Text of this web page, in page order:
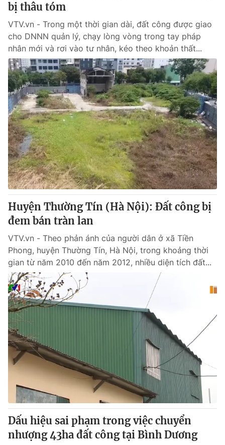
bị thâu tóm
VTV.vn - Trong một thời gian dài, đất công được giao
cho DNNN quản lý, chạy lòng vòng trong tay pháp
nhân mới và rơi vào tư nhân, kéo theo khoản thất...
Huyện Thường Tín (Hà Nội): Đất công bị
đem bán tràn lan
VTV.vn - Theo phản ánh của người dân ở xã Tiền
Phong, huyện Thường Tín, Hà Nội, trong khoảng thời
gian từ năm 2010 đến năm 2012, nhiều diện tích đất...
Dấu hiệu sai phạm trong việc chuyển
nhượng 43ha đất công tại Bình Dương